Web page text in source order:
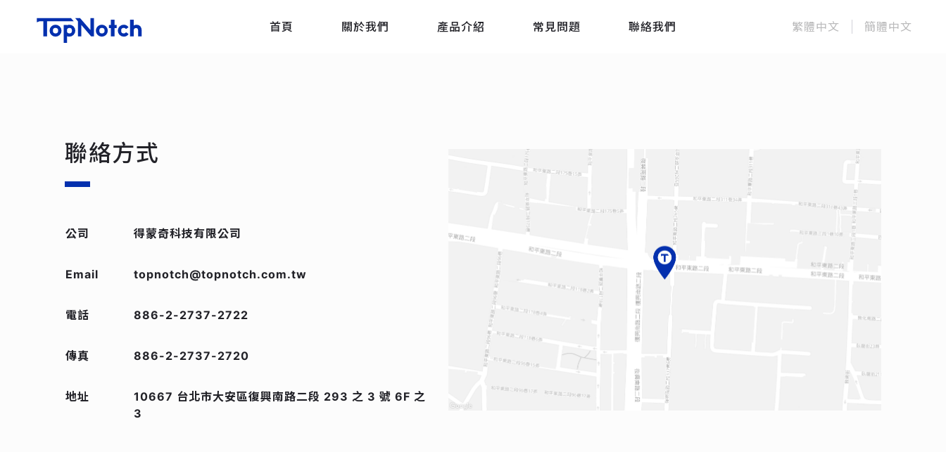
首頁 關於我們 產品介紹 常見問題 聯絡我們 繁體中文 簡體中文
聯絡方式
公司 得蒙奇科技有限公司
Email topnotch@topnotch.com.tw
電話 886-2-2737-2722
傳真 886-2-2737-2720
地址
10667 台北市大安區復興南路二段 293 之 3 號 6F 之
3